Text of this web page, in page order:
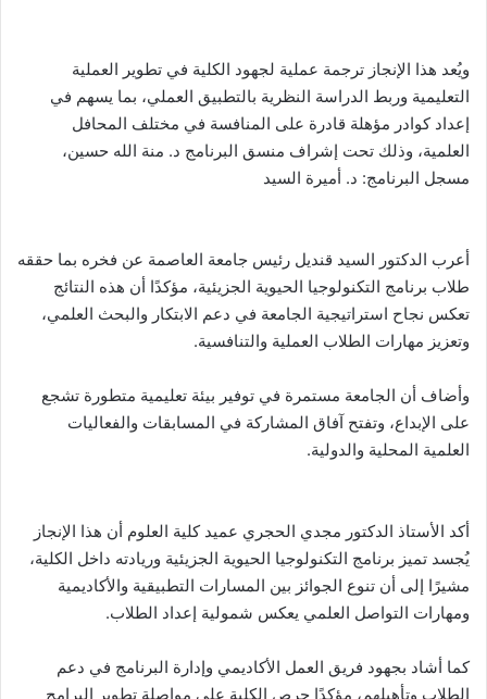
ويُعد هذا الإنجاز ترجمة عملية لجهود الكلية في تطوير العملية
التعليمية وربط الدراسة النظرية بالتطبيق العملي، بما يسهم في
إعداد كوادر مؤهلة قادرة على المنافسة في مختلف المحافل
العلمية، وذلك تحت إشراف منسق البرنامج د. منة الله حسين،
مسجل البرنامج: د. أميرة السيد
أعرب الدكتور السيد قنديل رئيس جامعة العاصمة عن فخره بما حققه
طلاب برنامج التكنولوجيا الحيوية الجزيئية، مؤكدًا أن هذه النتائج
تعكس نجاح استراتيجية الجامعة في دعم الابتكار والبحث العلمي،
وتعزيز مهارات الطلاب العملية والتنافسية.
وأضاف أن الجامعة مستمرة في توفير بيئة تعليمية متطورة تشجع
على الإبداع، وتفتح آفاق المشاركة في المسابقات والفعاليات
العلمية المحلية والدولية.
أكد الأستاذ الدكتور مجدي الحجري عميد كلية العلوم أن هذا الإنجاز
يُجسد تميز برنامج التكنولوجيا الحيوية الجزيئية وريادته داخل الكلية،
مشيرًا إلى أن تنوع الجوائز بين المسارات التطبيقية والأكاديمية
ومهارات التواصل العلمي يعكس شمولية إعداد الطلاب.
كما أشاد بجهود فريق العمل الأكاديمي وإدارة البرنامج في دعم
الطلاب وتأهيلهم، مؤكدًا حرص الكلية على مواصلة تطوير البرامج